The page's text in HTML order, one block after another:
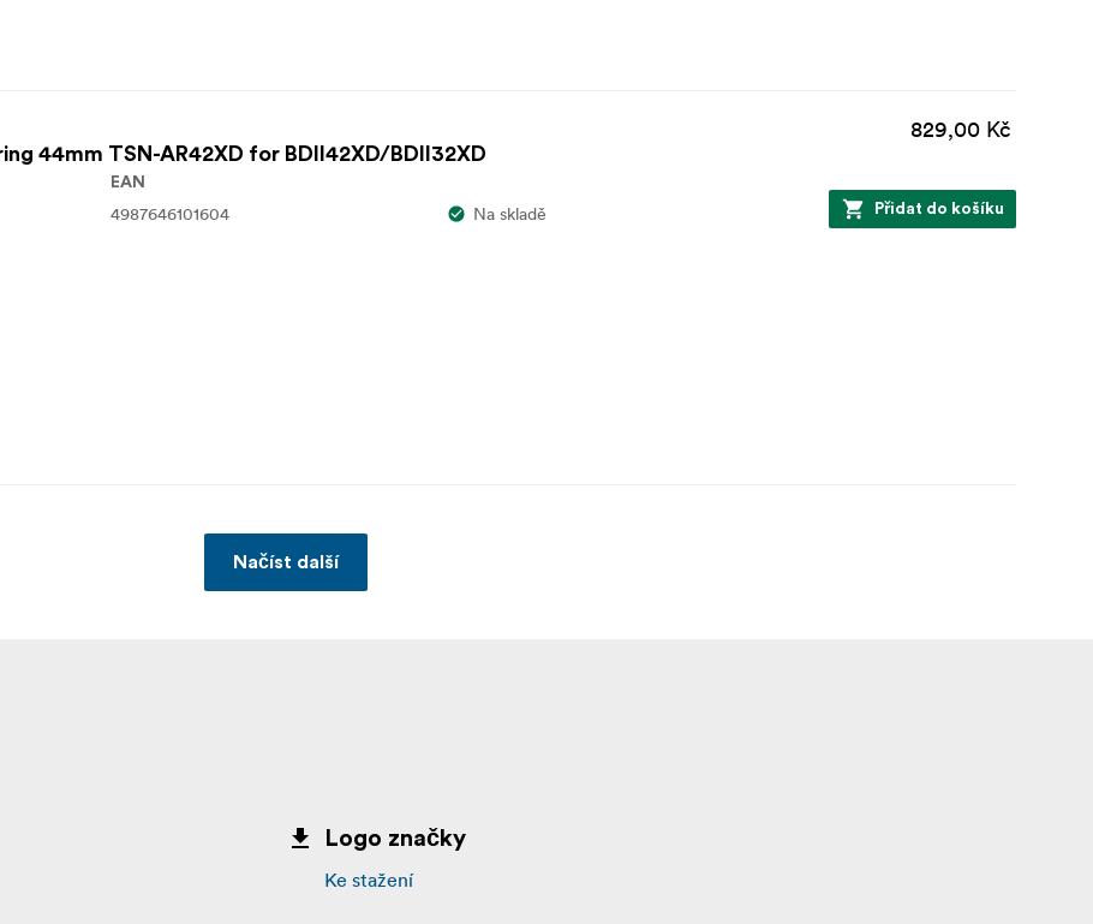
44mm TSN-AR42XD for BDII42XD/BDII32XD
829,00 Kč
EAN
4987646101604 Na skladě Přidat do košíku
Načíst další
Logo značky
Ke stažení